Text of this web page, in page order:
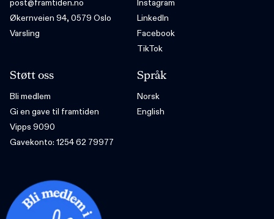
post@framtiden.no
Økernveien 94, 0579 Oslo
Varsling
Instagram
LinkedIn
Facebook
TikTok
Støtt oss
Bli medlem
Gi en gave til framtiden
Vipps 9090
Gavekonto: 1254 62 79977
Språk
Norsk
English